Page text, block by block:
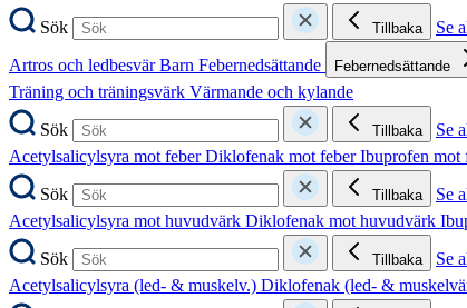
Sök
Tillbaka
Se
Artros och ledbesvärBarn Febernedsättande Febernedsättande
Träning och träningsvärk Värmande och kylande
Sök
Tillbaka
Se
Acetylsalicylsyra mot feberDiklofenak mot feberIbuprofen mot
Sök
Tillbaka
Se
Acetylsalicylsyra mot huvudvärk Diklofenak mot huvudvärk
Sök
Tillbaka
Se
Acetylsalicylsyra (led- & muskelv.) Diklofenak (led- &